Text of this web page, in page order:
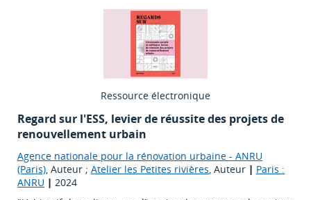
Ressource électronique
Regard sur l'ESS, levier de réussite des projets de
renouvellement urbain
Agence nationale pour la rénovation urbaine - ANRU
(Paris), Auteur ; Atelier les Petites rivières, Auteur | Paris :
ANRU | 2024